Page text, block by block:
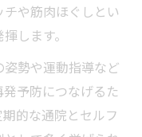
や筋肉ほぐしとい
します。
勢や運動指導など
予防につなげるた
的な通院とセルフ